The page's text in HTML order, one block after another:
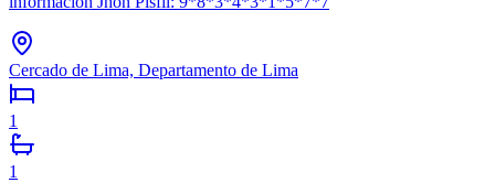
Cercado de Lima, Departamento de Lima
1
1